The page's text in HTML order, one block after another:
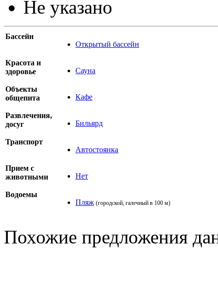
Не указано
Бассейн
Открытый бассейн
Красота и
здоровье
Сауна
Объекты
общепита
Кафе
Развлечения,
досуг
Бильярд
Транспорт
Автостоянка
Прием с
животными
Нет
Водоемы
Пляж (городской, галечный в 100 м)
Похожие предложения